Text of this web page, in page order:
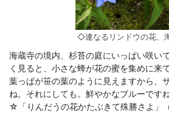
◇連なるリンドウの花、
海蔵寺の境内、杉苔の庭にいっぱい咲い
く見ると、小さな蜂が花の蜜を集めに来
葉っぱが笹の葉のように見えますから、
ね。それにしても。鮮やかなブルーですね
☆「りんだうの花かたぶきて殊勝さよ」（